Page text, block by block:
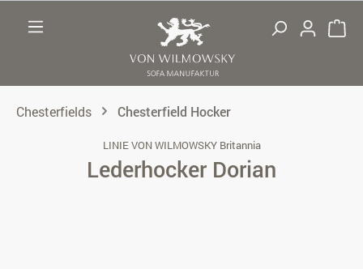
Chesterfields Chesterfield Hocker
LINIE VON WILMOWSKY Britannia
Lederhocker Dorian